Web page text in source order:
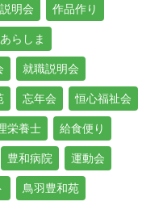
明会 作品作り
らしま
就職説明会
忘年会 恒心福祉会
栄養士 給食便り
豊和病院 運動会
鳥羽豊和苑